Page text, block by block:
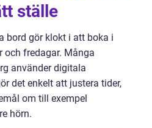
ställe
bord gör klokt i att boka i
och fredagar. Många
använder digitala
det enkelt att justera tider,
om till exempel
hörn.